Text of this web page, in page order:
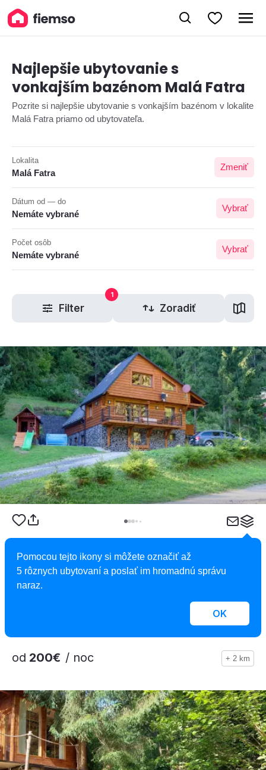
Najlepšie ubytovanie s
vonkajším bazénom Malá Fatra
Pozrite si najlepšie ubytovanie s vonkajším bazénom v lokalite
Malá Fatra priamo od ubytovateľa.
Lokalita
Malá Fatra
Zmeniť
Dátum od — do
Nemáte vybrané
Vybrať
Počet osôb
Nemáte vybrané
Vybrať
Filter
1
Zoradiť
5,0
Chata SILVIA Jasenská dolina
Chata, Belá - Dulice, Slovensko
od 200€ / noc + 2 km
Pomocou tejto ikony si môžete označiť až
5 rôznych ubytovaní a poslať im hromadnú správu
naraz.
OK